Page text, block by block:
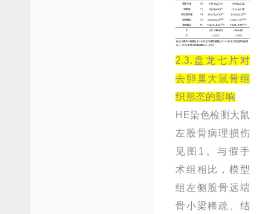
2.3.盘龙七片对
去卵巢大鼠骨组
织形态的影响
HE染色检测大鼠
左股骨病理损伤
见图1。与假手
术组相比，模型
组左侧股骨远端
骨小梁稀疏、结